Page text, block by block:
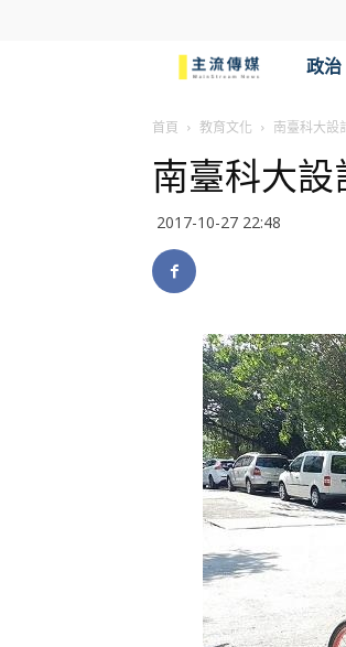
流
傳
政治
首頁 教育文化 南臺科大設
南臺科大
2017-10-27 22:48